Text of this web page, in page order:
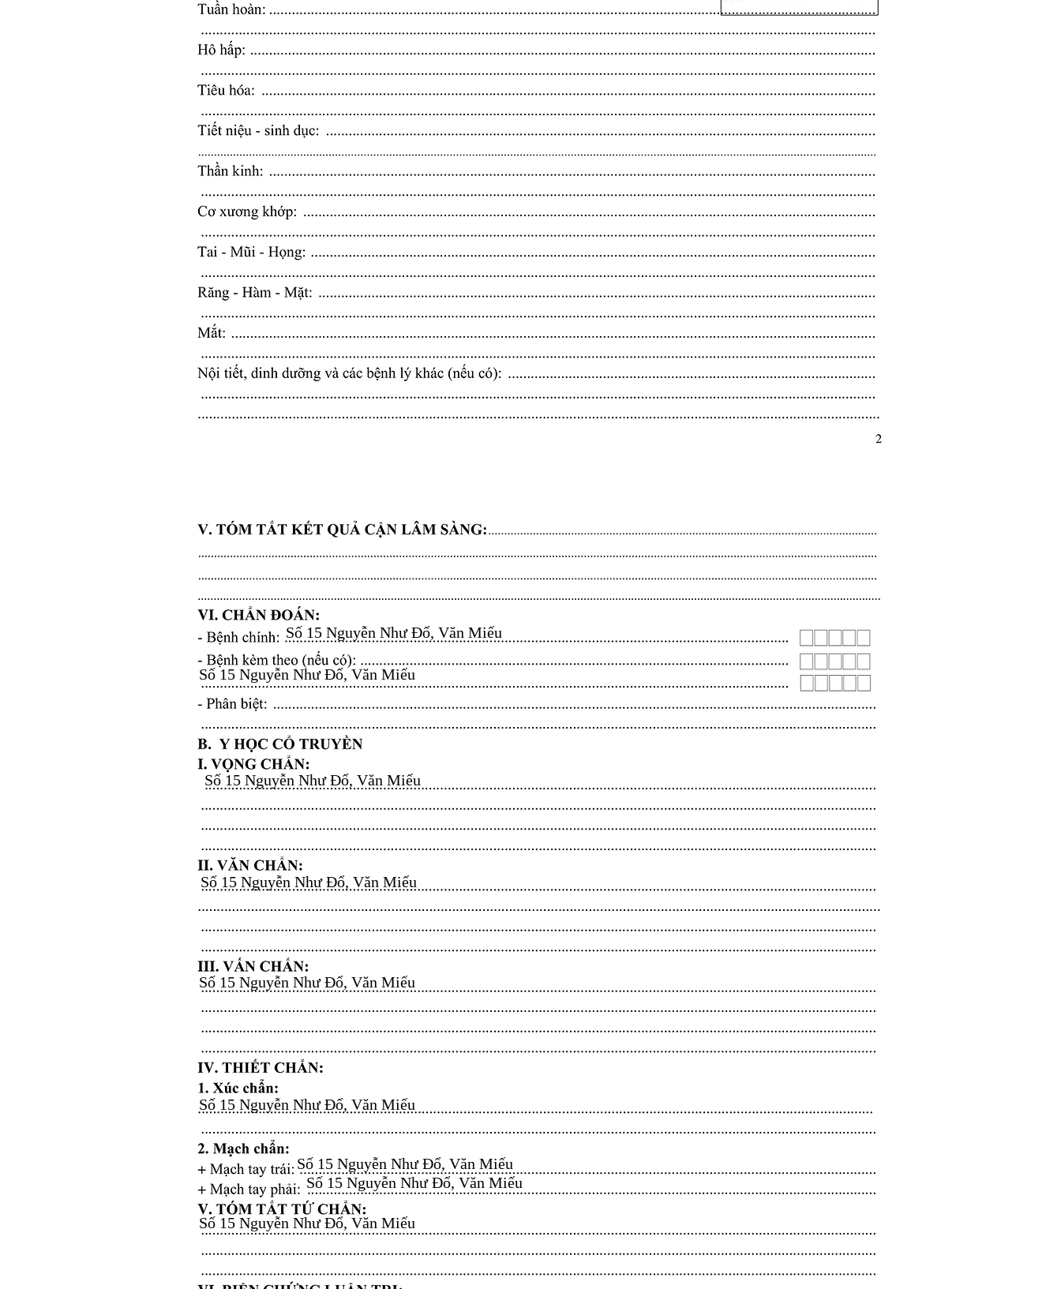
Số 15 Nguyễn Như Đổ, Văn Miếu​​​​
Số 15 Nguyễn Như Đổ, Văn Miếu​​​​
Số 15 Nguyễn Như Đổ, Văn Miếu​​​​
Số 15 Nguyễn Như Đổ, Văn Miếu​​​​
Số 15 Nguyễn Như Đổ, Văn Miếu​​​​
Số 15 Nguyễn Như Đổ, Văn Miếu​​​​
Số 15 Nguyễn Như Đổ, Văn Miếu​​​​
Số 15 Nguyễn Như Đổ, Văn Miếu​​​​
Số 15 Nguyễn Như Đổ, Văn Miếu​​​​